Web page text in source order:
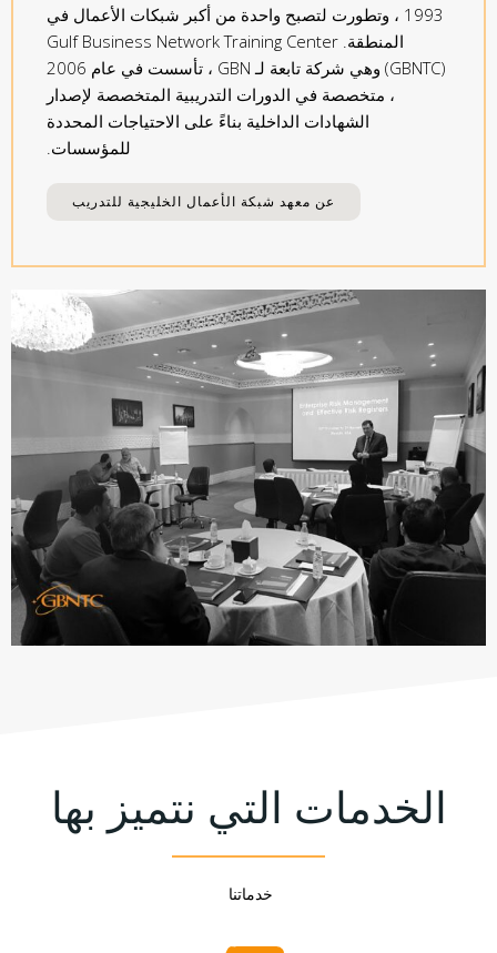
1993 ، وتطورت لتصبح واحدة من أكبر شبكات الأعمال في
المنطقة. Gulf Business Network Training Center
(GBNTC) وهي شركة تابعة لـ GBN ، تأسست في عام 2006
، متخصصة في الدورات التدريبية المتخصصة لإصدار
الشهادات الداخلية بناءً على الاحتياجات المحددة
للمؤسسات.
عن معهد شبكة الأعمال الخليجية للتدريب
الخدمات التي نتميز بها
خدماتنا